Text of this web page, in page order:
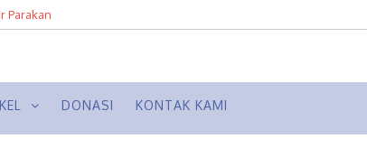
Parakan1930-1950an dari
DONASI KONTAK KAMI